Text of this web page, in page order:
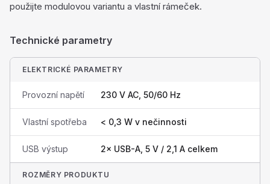
použijte modulovou variantu a vlastní rámeček.
Technické parametry
ELEKTRICKÉ PARAMETRY
Provozní napětí 230 V AC, 50/60 Hz
Vlastní spotřeba < 0,3 W v nečinnosti
USB výstup 2× USB-A, 5 V / 2,1 A celkem
ROZMĚRY PRODUKTU